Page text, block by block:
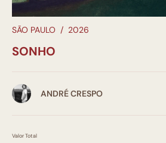
SÃO PAULO / 2026
SONHO
ANDRÉ CRESPO
Valor Total